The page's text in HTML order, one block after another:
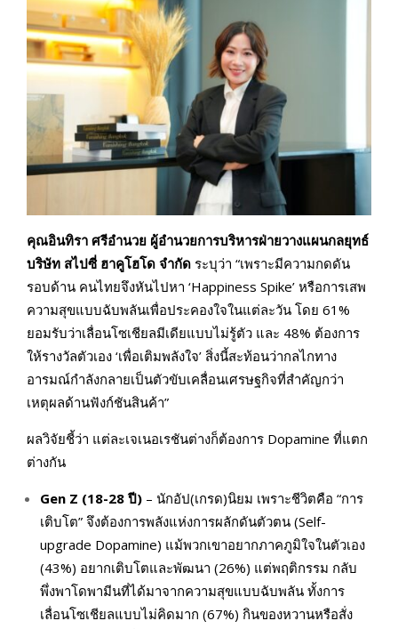
คุณอินทิรา ศรีอำนวย ผู้อำนวยการบริหารฝ่ายวางแผนกลยุทธ์
บริษัท สไปซี่ ฮาคูโฮโด จำกัด ระบุว่า “เพราะมีความกดดัน
รอบด้าน คนไทยจึงหันไปหา ‘Happiness Spike’ หรือการเสพ
ความสุขแบบฉับพลันเพื่อประคองใจในแต่ละวัน โดย 61%
ยอมรับว่าเลื่อนโซเชียลมีเดียแบบไม่รู้ตัว และ 48% ต้องการ
ให้รางวัลตัวเอง ‘เพื่อเติมพลังใจ’ สิ่งนี้สะท้อนว่ากลไกทาง
อารมณ์กำลังกลายเป็นตัวขับเคลื่อนเศรษฐกิจที่สำคัญกว่า
เหตุผลด้านฟังก์ชันสินค้า”
ผลวิจัยชี้ว่า แต่ละเจเนอเรชันต่างก็ต้องการ Dopamine ที่แตก
ต่างกัน
Gen Z (18-28 ปี) – นักอัป(เกรด)นิยม เพราะชีวิตคือ “การ
เติบโต” จึงต้องการพลังแห่งการผลักดันตัวตน (Self-
upgrade Dopamine) แม้พวกเขาอยากภาคภูมิใจในตัวเอง
(43%) อยากเติบโตและพัฒนา (26%) แต่พฤติกรรม กลับ
พึ่งพาโดพามีนที่ได้มาจากความสุขแบบฉับพลัน ทั้งการ
เลื่อนโซเชียลแบบไม่คิดมาก (67%) กินของหวานหรือสั่ง